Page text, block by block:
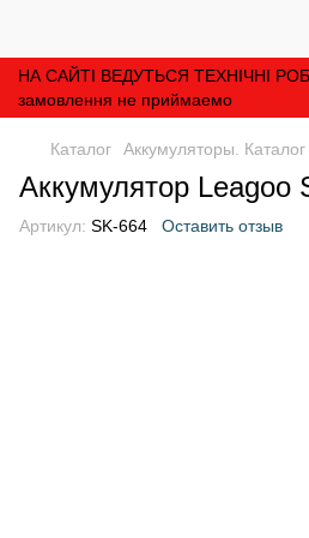
НА САЙТІ ВЕДУТЬСЯ ТЕХНІЧНІ
замовлення не приймаемо
Каталог Аккумуляторы. Каталог
Аккумулятор Leagoo
Артикул: SK-664 Оставить отзыв